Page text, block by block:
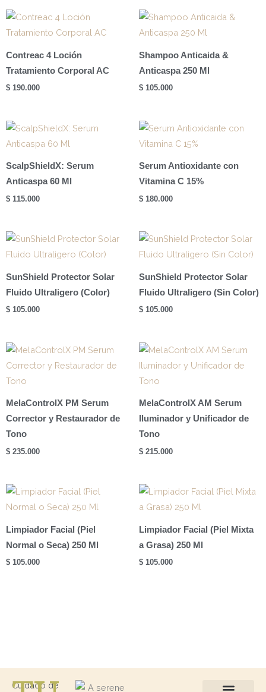
Contreac 4 Loción
Tratamiento Corporal AC
$ 190.000
Shampoo Anticaida &
Anticaspa 250 Ml
$ 105.000
ScalpShieldX: Serum
Anticaspa 60 Ml
$ 115.000
Serum Antioxidante con
Vitamina C 15%
$ 180.000
SunShield Protector Solar
Fluido Ultraligero (Color)
$ 105.000
SunShield Protector Solar
Fluido Ultraligero (Sin Color)
$ 105.000
MelaControlX PM Serum
Corrector y Restaurador de
Tono
$ 235.000
MelaControlX AM Serum
Iluminador y Unificador de
Tono
$ 215.000
Limpiador Facial (Piel
Normal o Seca) 250 Ml
$ 105.000
Limpiador Facial (Piel Mixta
a Grasa) 250 Ml
$ 105.000
Cuidado de